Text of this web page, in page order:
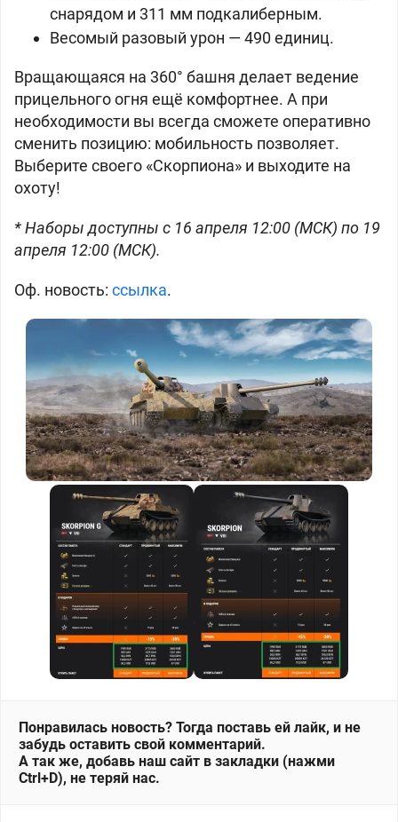
снарядом и 311 мм подкалиберным.
Весомый разовый урон — 490 единиц.
Вращающаяся на 360° башня делает ведение
прицельного огня ещё комфортнее. А при
необходимости вы всегда сможете оперативно
сменить позицию: мобильность позволяет.
Выберите своего «Скорпиона» и выходите на
охоту!
* Наборы доступны с 16 апреля 12:00 (МСК) по 19
апреля 12:00 (МСК).
Оф. новость: ссылка.
Понравилась новость? Тогда поставь ей лайк, и не
забудь оставить свой комментарий.
А так же, добавь наш сайт в закладки (нажми
Ctrl+D), не теряй нас.